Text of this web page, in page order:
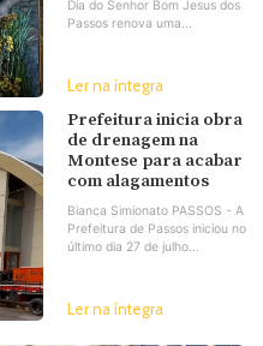
Dia do Senhor Bom Jesus dos
Passos renova uma...
Ler na íntegra
Prefeitura inicia obra
de drenagem na
Montese para acabar
com alagamentos
Bianca Simionato PASSOS - A
Prefeitura de Passos iniciou no
último dia 27 de julho...
Ler na íntegra